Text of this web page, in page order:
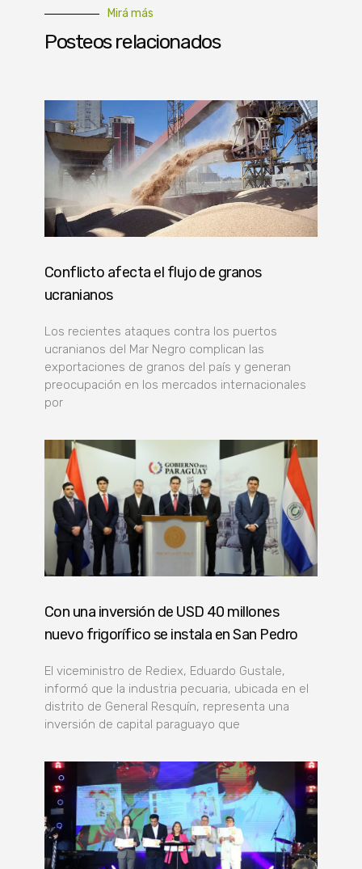
Mirá más
Posteos relacionados
Conflicto afecta el flujo de granos
ucranianos
Los recientes ataques contra los puertos
ucranianos del Mar Negro complican las
exportaciones de granos del país y generan
preocupación en los mercados internacionales
por
Con una inversión de USD 40 millones
nuevo frigorífico se instala en San Pedro
El viceministro de Rediex, Eduardo Gustale,
informó que la industria pecuaria, ubicada en el
distrito de General Resquín, representa una
inversión de capital paraguayo que